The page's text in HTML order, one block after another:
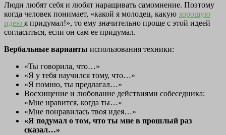
Люди любят себя и любят наращивать самомнение. Поэтому
когда человек понимает, «какой я молодец, какую хорошую
идею я придумал!», то ему значительно проще с этой идеей
согласиться, если он сам ее придумал.
Вербальные варианты использования техники:
«Ты говорила, что…»
«Я у тебя научился тому, что…»
«Я помню, ты предлагал…»
Восхищение и любование действиями собеседника:
«Мне нравится, когда ты…»
«Мне понравилась твоя идея…»
«Я подумал о том, что ты мне в прошлый раз
сказал…»